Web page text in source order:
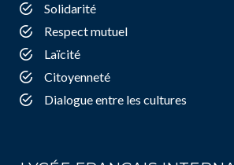
Solidarité
Respect mutuel
Laïcité
Citoyenneté
Dialogue entre les cultures